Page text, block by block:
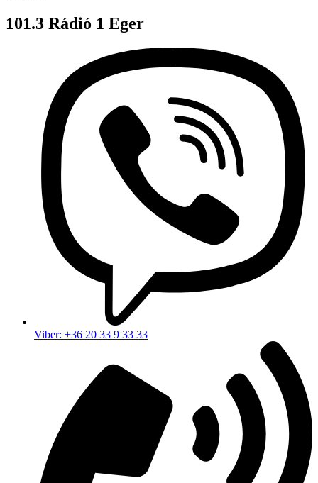
101.3 Rádió 1 Eger
Viber: +36 20 33 9 33 33